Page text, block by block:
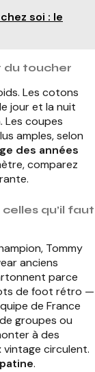
soi : le
du toucher
Les cotons
jour et la nuit
Les coupes
amples, selon
des années
comparez
qu’il faut
Tommy
anciens
parce
de foot rétro —
de France
groupes ou
à des
vintage circulent.
.